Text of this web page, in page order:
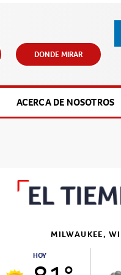
DONDE MIRAR
ACERCA DE NOSOTROS
MILWAUKEE, WI
HOY